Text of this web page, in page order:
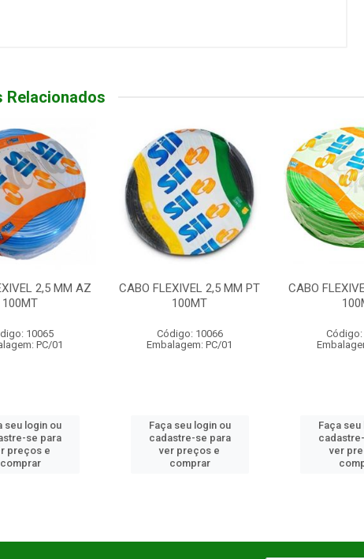
Relacionados
2,5 MM AZ
100MT
10065
PC/01
seu login ou
se para
preços e
comprar
CABO FLEXIVEL 2,5 MM PT
100MT
Código: 10066
Embalagem: PC/01
Faça seu login ou
cadastre-se para
ver preços e
comprar
CABO
Código:
Faça seu
ver